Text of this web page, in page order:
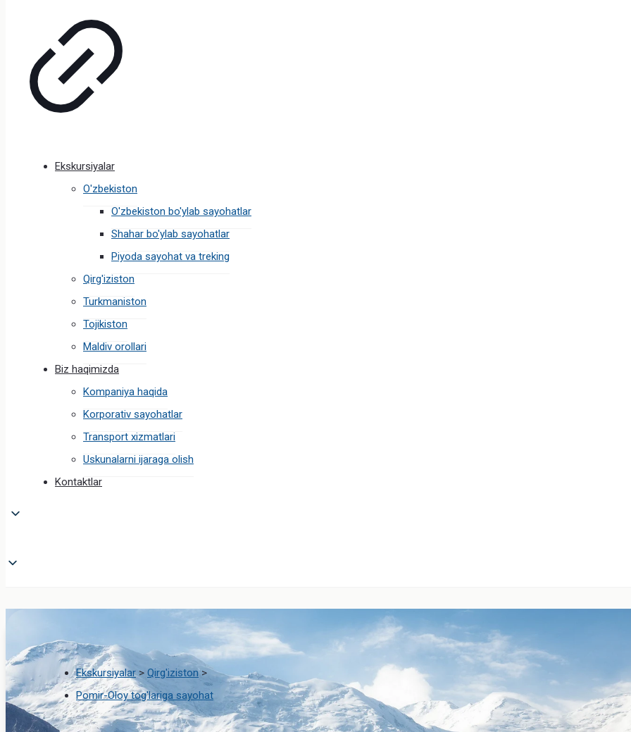
Ekskursiyalar
O'zbekiston
O'zbekiston bo'ylab sayohatlar
Shahar bo'ylab sayohatlar
Piyoda sayohat va treking
Qirg'iziston
Turkmaniston
Tojikiston
Maldiv orollari
Biz haqimizda
Kompaniya haqida
Korporativ sayohatlar
Transport xizmatlari
Uskunalarni ijaraga olish
Kontaktlar
Ekskursiyalar> Qirg'iziston>
Pomir-Oloy tog'lariga sayohat